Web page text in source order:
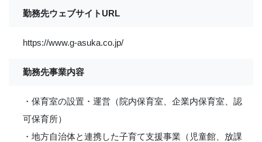
勤務先ウェブサイトURL
https://www.g-asuka.co.jp/
勤務先事業内容
・保育室の設置・運営（院内保育室、企業内保育室、認
可保育所）
・地方自治体と連携した子育て支援事業（児童館、放課